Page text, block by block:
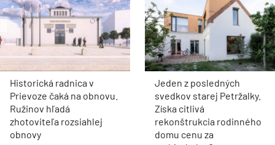
Historická radnica v
Prievoze čaká na obnovu.
Ružinov hľadá
zhotoviteľa rozsiahlej
obnovy
Jeden z posledných
svedkov starej Petržalky.
Získa citlivá
rekonštrukcia rodinného
domu cenu za